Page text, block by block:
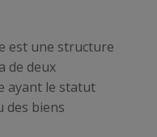
est une structure
de deux
ayant le statut
des biens